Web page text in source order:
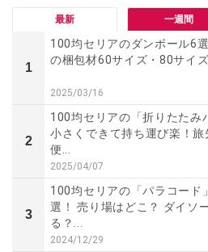
最新 一週間
1
100均セリアのダンボール6
の梱包材60サイズ・80サイズ
2025/03/16
2
100均セリアの「折りたたみ
小さくできて持ち運び楽！
便...
2025/04/07
3
100均セリアの「パラコード
選！ 売り場はどこ？ ダイソ
る？...
2024/12/29